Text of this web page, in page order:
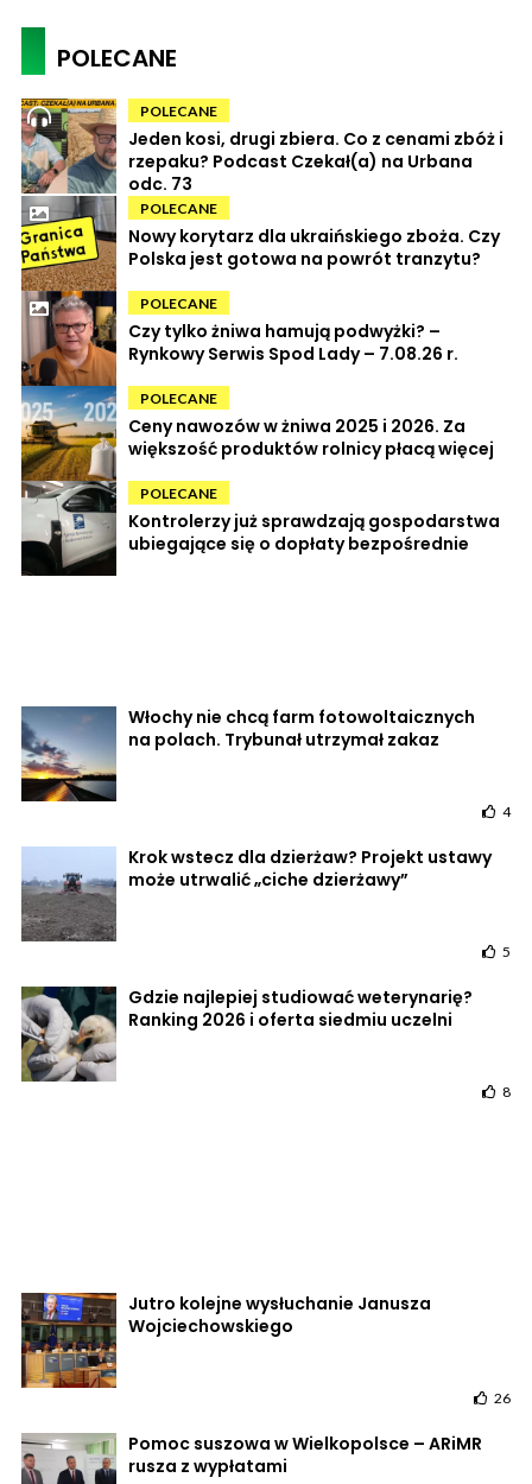
POLECANE
POLECANE
Jeden kosi, drugi zbiera. Co z cenami zbóż i
rzepaku? Podcast Czekał(a) na Urbana
odc. 73
POLECANE
Nowy korytarz dla ukraińskiego zboża. Czy
Polska jest gotowa na powrót tranzytu?
POLECANE
Czy tylko żniwa hamują podwyżki? –
Rynkowy Serwis Spod Lady – 7.08.26 r.
POLECANE
Ceny nawozów w żniwa 2025 i 2026. Za
większość produktów rolnicy płacą więcej
POLECANE
Kontrolerzy już sprawdzają gospodarstwa
ubiegające się o dopłaty bezpośrednie
Włochy nie chcą farm fotowoltaicznych
na polach. Trybunał utrzymał zakaz
4
Krok wstecz dla dzierżaw? Projekt ustawy
może utrwalić „ciche dzierżawy”
5
Gdzie najlepiej studiować weterynarię?
Ranking 2026 i oferta siedmiu uczelni
8
Jutro kolejne wysłuchanie Janusza
Wojciechowskiego
26
Pomoc suszowa w Wielkopolsce – ARiMR
rusza z wypłatami